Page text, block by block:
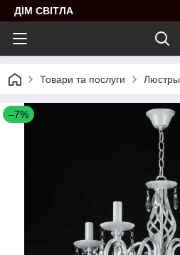
ДІМ СВІТЛА
Товари та послуги Люстры
–7%